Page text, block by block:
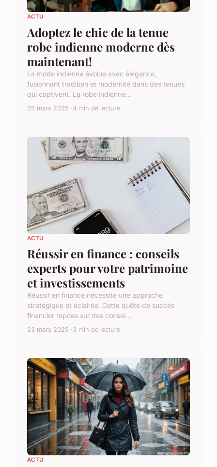
ACTU
Adoptez le chic de la tenue
robe indienne moderne dès
maintenant!
La mode indienne évolue avec élégance,
fusionnant tradition et modernité dans des tenues
qui captivent. La robe indienne...
25 mars 2025 4 min de lecture
ACTU
Réussir en finance : conseils
experts pour votre patrimoine
et investissements
Réussir en finance nécessite une approche
stratégique et éclairée. Cette quête de succès
financier repose sur des consei...
23 mars 2025 3 min de lecture
ACTU